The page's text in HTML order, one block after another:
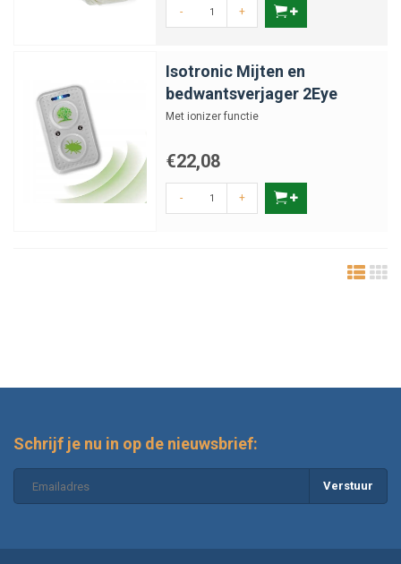
- +
Isotronic Mijten en
bedwantsverjager 2Eye
Met ionizer functie
€22,08
- +
Schrijf je nu in op de nieuwsbrief:
Verstuur